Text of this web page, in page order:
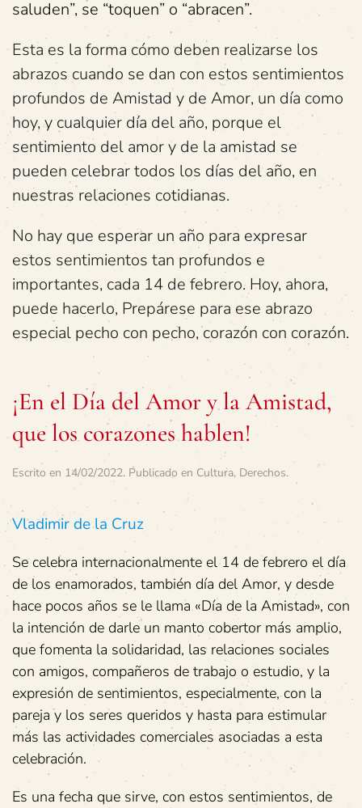
saluden”, se “toquen” o “abracen”.
Esta es la forma cómo deben realizarse los
abrazos cuando se dan con estos sentimientos
profundos de Amistad y de Amor, un día como
hoy, y cualquier día del año, porque el
sentimiento del amor y de la amistad se
pueden celebrar todos los días del año, en
nuestras relaciones cotidianas.
No hay que esperar un año para expresar
estos sentimientos tan profundos e
importantes, cada 14 de febrero. Hoy, ahora,
puede hacerlo, Prepárese para ese abrazo
especial pecho con pecho, corazón con corazón.
¡En el Día del Amor y la Amistad,
que los corazones hablen!
Escrito en 14/02/2022. Publicado en Cultura, Derechos.
Vladimir de la Cruz
Se celebra internacionalmente el 14 de febrero el día
de los enamorados, también día del Amor, y desde
hace pocos años se le llama «Día de la Amistad», con
la intención de darle un manto cobertor más amplio,
que fomenta la solidaridad, las relaciones sociales
con amigos, compañeros de trabajo o estudio, y la
expresión de sentimientos, especialmente, con la
pareja y los seres queridos y hasta para estimular
más las actividades comerciales asociadas a esta
celebración.
Es una fecha que sirve, con estos sentimientos, de